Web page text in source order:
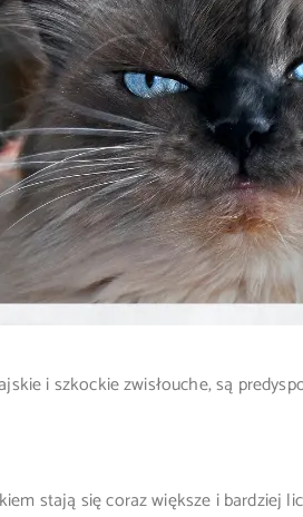
i szkockie zwisłouche, są
stają się coraz większe i bardziej